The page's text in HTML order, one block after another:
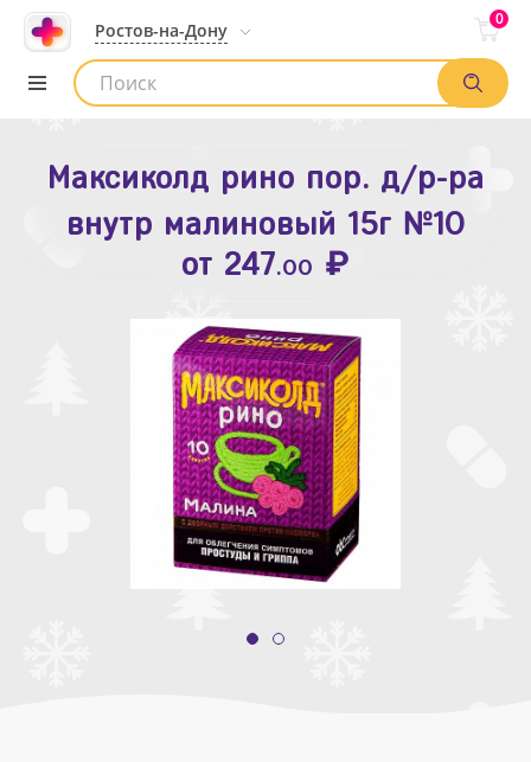
Ростов-на-Дону
0
Список аптек
Максиколд рино пор. д/р-ра
внутр малиновый 15г №10
от 247.00 ₽
Зодак таб. п.п.о. 10мг №10
от109.80 ₽